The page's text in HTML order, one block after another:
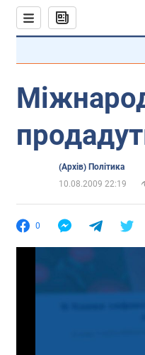
(Архів) Політика
10.08.2009 22:19
0